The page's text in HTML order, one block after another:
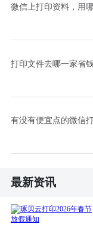
微信上打印资料，用
打印文件去哪一家省
有没有便宜点的微信
最新资讯